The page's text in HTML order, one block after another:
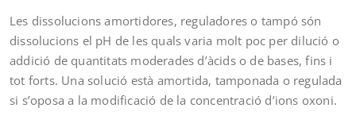
Les dissolucions amortidores, reguladores o tampó són
dissolucions el pH de les quals varia molt poc per dilució o
addició de quantitats moderades d’àcids o de bases, fins i
tot forts. Una solució està amortida, tamponada o regulada
si s’oposa a la modificació de la concentració d’ions oxoni.